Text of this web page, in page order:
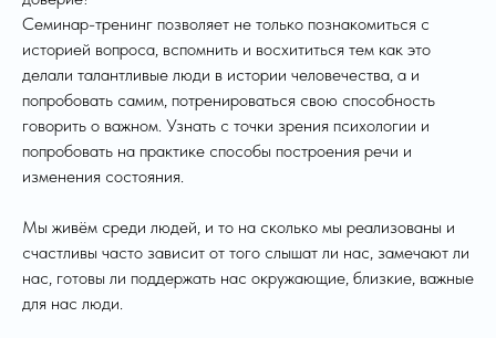
Семинар-тренинг позволяет не только познакомиться с
историей вопроса, вспомнить и восхититься тем как это
делали талантливые люди в истории человечества, а и
попробовать самим, потренироваться свою способность
говорить о важном. Узнать с точки зрения психологии и
попробовать на практике способы построения речи и
изменения состояния.
Мы живём среди людей, и то на сколько мы реализованы и
счастливы часто зависит от того слышат ли нас, замечают ли
нас, готовы ли поддержать нас окружающие, близкие, важные
для нас люди.